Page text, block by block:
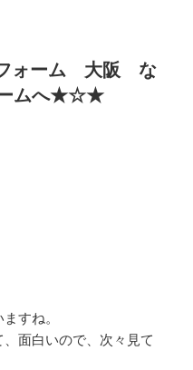
ーム 大阪 な
ームへ★☆★
すね。
面白いので、次々見て